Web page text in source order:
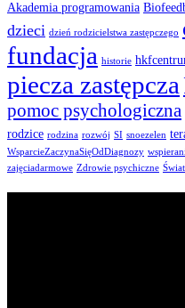
Akademia programowania
dzieci dzień rodzicielstwa zastępczego
fundacja historie
piecza zastępcza
pomoc psychologiczna
rodzice rodzina rozwój SI snoezelen
WsparcieZaczynaSięOdDiagnozy
zajęciadarmowe Zdrowie psychiczne